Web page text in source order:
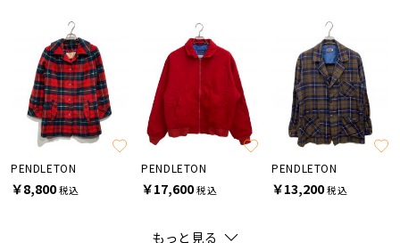
PENDLETON
￥8,800税込
PENDLETON
￥17,600税込
PENDLETON
￥13,200税込
もっと見る